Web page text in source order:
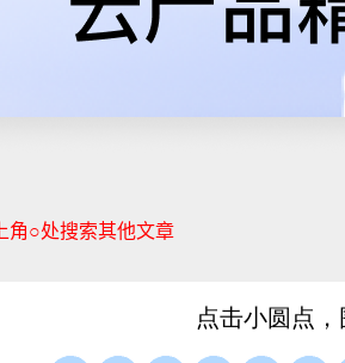
角○处搜索其他文章